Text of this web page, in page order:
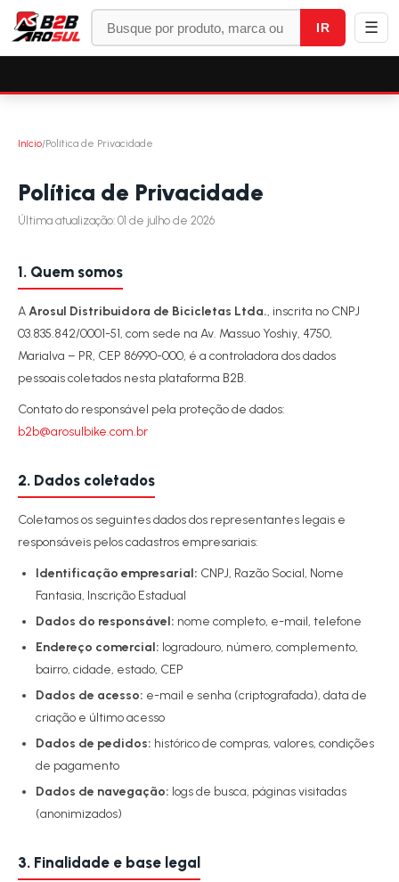
IR ☰
Início/Política de Privacidade
Política de Privacidade
Última atualização: 01 de julho de 2026
1. Quem somos
AArosul Distribuidora de Bicicletas Ltda., inscrita no CNPJ
03.835.842/0001-51, com sede na Av. Massuo Yoshiy, 4750,
Marialva – PR, CEP 86990-000, é a controladora dos dados
pessoais coletados nesta plataforma B2B.
Contato do responsável pela proteção de dados:
b2b@arosulbike.com.br
2. Dados coletados
Coletamos os seguintes dados dos representantes legais e
responsáveis pelos cadastros empresariais:
Identificação empresarial: CNPJ, Razão Social, Nome
Fantasia, Inscrição Estadual
Dados do responsável: nome completo, e-mail, telefone
Endereço comercial: logradouro, número, complemento,
bairro, cidade, estado, CEP
Dados de acesso: e-mail e senha (criptografada), data de
criação e último acesso
Dados de pedidos: histórico de compras, valores, condições
de pagamento
Dados de navegação: logs de busca, páginas visitadas
(anonimizados)
3. Finalidade e base legal